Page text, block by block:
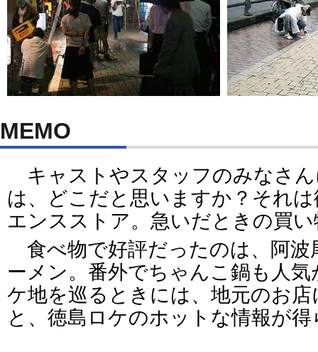
MEMO
キャストやスタッフのみなさ
は、どこだと思いますか？それ
エンスストア。急いだときの買
食べ物で好評だったのは、阿波
ーメン。番外でちゃんこ鍋も人
ケ地を巡るときには、地元のお
と、徳島ロケのホットな情報が